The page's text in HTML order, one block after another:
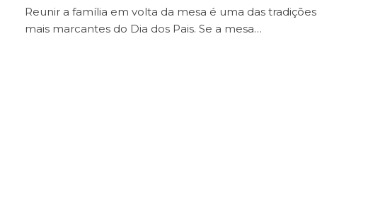
Reunir a família em volta da mesa é uma das tradições
mais marcantes do Dia dos Pais. Se a mesa…